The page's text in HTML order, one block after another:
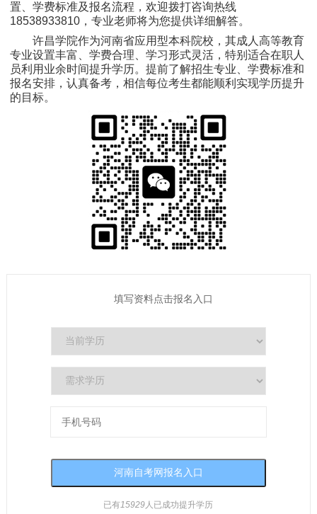
置、学费标准及报名流程，欢迎拨打咨询热线
18538933810，专业老师将为您提供详细解答。
许昌学院作为河南省应用型本科院校，其成人高等教育
专业设置丰富、学费合理、学习形式灵活，特别适合在职人
员利用业余时间提升学历。提前了解招生专业、学费标准和
报名安排，认真备考，相信每位考生都能顺利实现学历提升
的目标。
填写资料点击报名入口
已有15929人已成功提升学历